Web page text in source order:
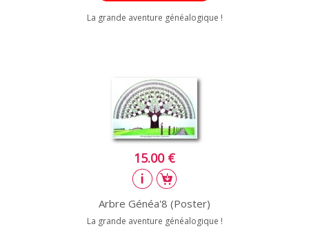
La grande aventure généalogique !
15.00 €
Arbre Généa'8 (Poster)
La grande aventure généalogique !